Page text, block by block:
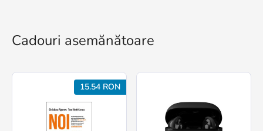
Cadouri asemănătoare
15.54 RON